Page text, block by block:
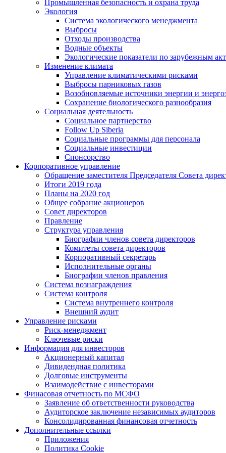
Промышленная безопасность и охрана труда
Экология
Система экологического менеджмента
Выбросы
Отходы производства
Водные объекты
Экологические показатели по зарубежным
Изменение климата
Управление климатическими рисками
Выбросы парниковых газов
Возобновляемые источники энергии и
Сохранение биологического разнообразия
Социальная деятельность
Социальное партнерство
Follow Up Siberia
Социальные программы для персонала
Социальные инвестиции
Спонсорство
Корпоративное управление
Обращение заместителя Председателя Совета
Итоги 2019 года
Планы на 2020 год
Общее собрание акционеров
Совет директоров
Правление
Структура управления
Биографии членов совета директоров
Комитеты совета директоров
Корпоративный секретарь
Исполнительные органы
Биографии членов правления
Система вознаграждения
Система контроля
Система внутреннего контроля
Внешний аудит
Управление рисками
Риск-менеджмент
Ключевые риски
Информация для инвесторов
Акционерный капитал
Дивидендная политика
Долговые инструменты
Взаимодействие с инвеcторами
Финасовая отчетность по МСФО
Заявление об ответственности руководства
Аудиторское заключение независимых аудиторов
Консолидированная финансовая отчетность
Дополнительные ссылки
Приложения
Политика Cookie